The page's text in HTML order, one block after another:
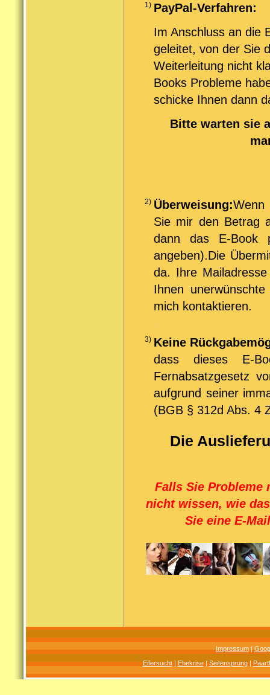
1) PayPal-Verfahren:
Im Anschluss an die
geleitet, von der Sie
Weiterleitung nicht
Books Probleme
schicke Ihnen dann
Bitte warten sie
2) Überweisung:Wenn
Sie mir den Betrag
dann das E-
angeben).Die
da. Ihre
Ihnen
mich kontaktieren.
.
3) Keine
dass dieses E-
Fernabsatzgesetz
aufgrund seiner
(BGB § 312d Abs. 4
Die
Falls Sie Probleme
nicht wissen, wie
Sie eine E-
Impressum|
Eifersucht|Ehekrise|Seitensprung|